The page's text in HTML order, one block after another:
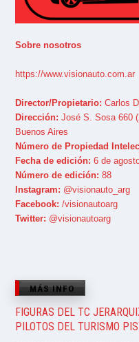
Sobre nosotros
https://www.visionauto.com.ar
Director/Propietario: Carlos
Dirección: José S. Sosa 660
Buenos Aires
Número de Propiedad
Fecha de edición: 6 de
Número de edición: 88
Instagram: @visionauto_arg
Facebook: /visionautoarg
Twitter: @visionautoarg
MÁS INFO
FIGURAS DEL TC
PILOTOS DEL TURISMO